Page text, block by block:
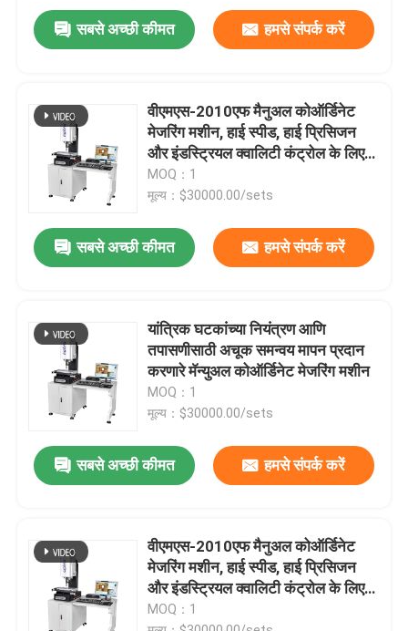
सबसे अच्छी कीमत हमसे संपर्क करें
वीएमएस-2010एफ मैनुअल कोऑर्डिनेट
मेजरिंग मशीन, हाई स्पीड, हाई प्रिसिजन
और इंडस्ट्रियल क्वालिटी कंट्रोल के लिए
3डी इंस्पेक्शन सॉफ्टवेयर के साथ
MOQ：1
मूल्य：$30000.00/sets
सबसे अच्छी कीमत हमसे संपर्क करें
यांत्रिक घटकांच्या नियंत्रण आणि
तपासणीसाठी अचूक समन्वय मापन प्रदान
करणारे मॅन्युअल कोऑर्डिनेट मेजरिंग मशीन
MOQ：1
मूल्य：$30000.00/sets
सबसे अच्छी कीमत हमसे संपर्क करें
वीएमएस-2010एफ मैनुअल कोऑर्डिनेट
मेजरिंग मशीन, हाई स्पीड, हाई प्रिसिजन
और इंडस्ट्रियल क्वालिटी कंट्रोल के लिए
3डी इंस्पेक्शन सॉफ्टवेयर के साथ
MOQ：1